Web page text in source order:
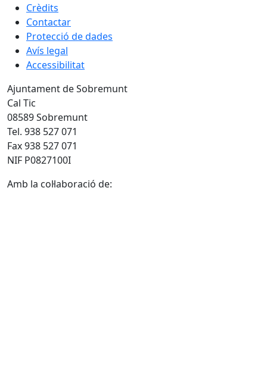
Crèdits
Contactar
Protecció de dades
Avís legal
Accessibilitat
Ajuntament de Sobremunt
Cal Tic
08589 Sobremunt
Tel. 938 527 071
Fax 938 527 071
NIF P0827100I
Amb la col·laboració de: